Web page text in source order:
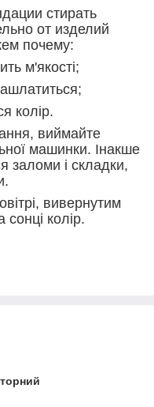
стирать
от изделий
почему:
м'якості;
колір.
виймайте
машинки. Інакше
заломи і складки,
вивернутим
сонці колір.